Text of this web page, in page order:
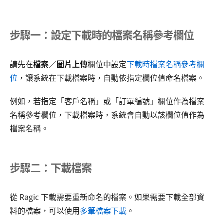
步驟一：設定下載時的檔案名稱參考欄位
請先在檔案／圖片上傳欄位中設定下載時檔案名稱參考欄
位 ，讓系統在下載檔案時，自動依指定欄位值命名檔案。
例如，若指定「客戶名稱」或「訂單編號」欄位作為檔案
名稱參考欄位，下載檔案時，系統會自動以該欄位值作為
檔案名稱。
步驟二：下載檔案
從 Ragic 下載需要重新命名的檔案。如果需要下載全部資
料的檔案，可以使用多筆檔案下載 。